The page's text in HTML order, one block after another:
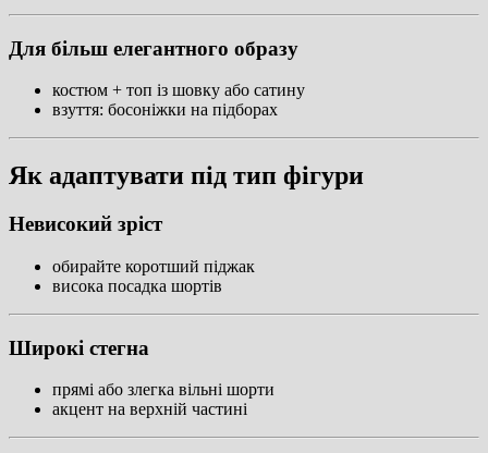
Для більш елегантного образу
костюм + топ із шовку або сатину
взуття: босоніжки на підборах
Як адаптувати під тип фігури
Невисокий зріст
обирайте коротший піджак
висока посадка шортів
Широкі стегна
прямі або злегка вільні шорти
акцент на верхній частині